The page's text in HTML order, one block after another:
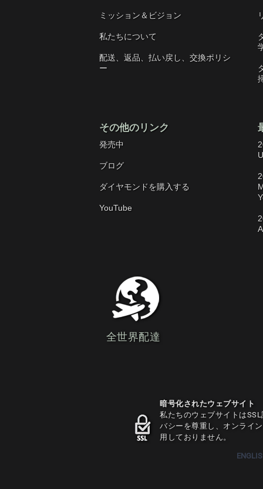
ミッション＆ビジョン
私たちについて
配送、返品、払い戻し、交換ポリシ
ー
その他のリンク
発売中
ブログ
ダイヤモンドを購入する
YouTube
全世界配達
暗号化されたウェブサイト
私たちのウェブサイトは
バシーを尊重し、オンライ
用しておりません。